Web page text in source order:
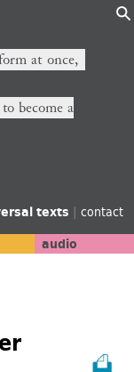
at once,
become a
texts | contact
audio